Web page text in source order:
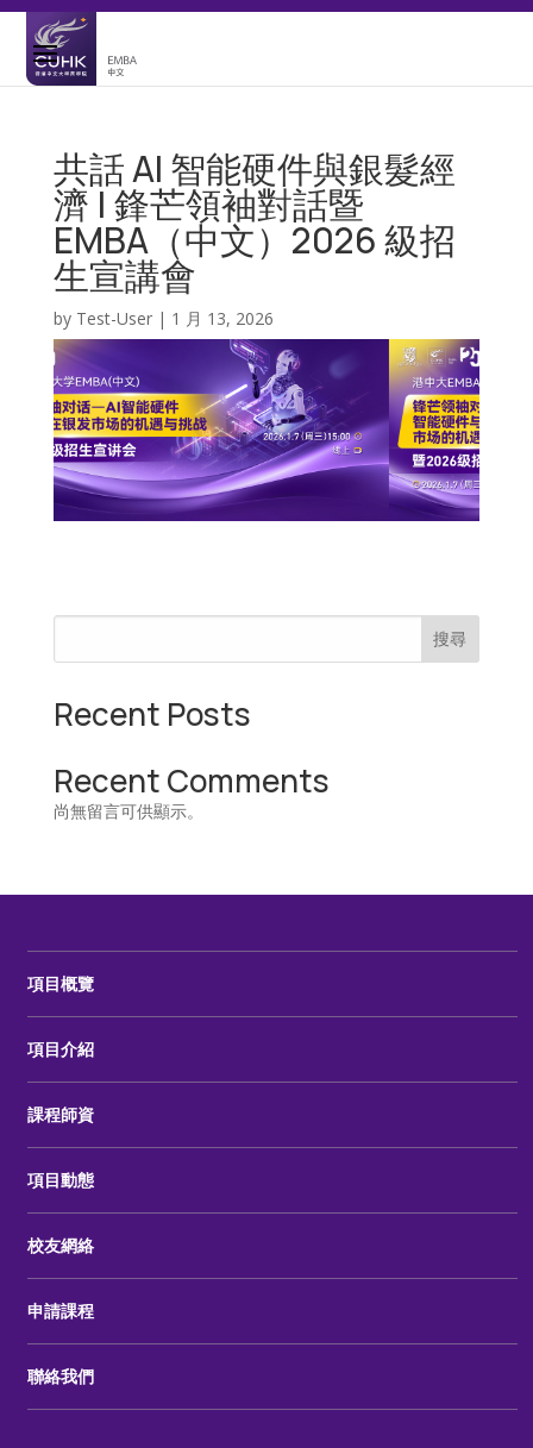
共話 AI 智能硬件與銀髮經
濟 | 鋒芒領袖對話暨
EMBA（中文）2026 級招
生宣講會
by Test-User| 1 月 13, 2026
搜尋
Recent Posts
Recent Comments
尚無留言可供顯示。
項目概覽
項目介紹
課程師資
項目動態
校友網絡
申請課程
聯絡我們